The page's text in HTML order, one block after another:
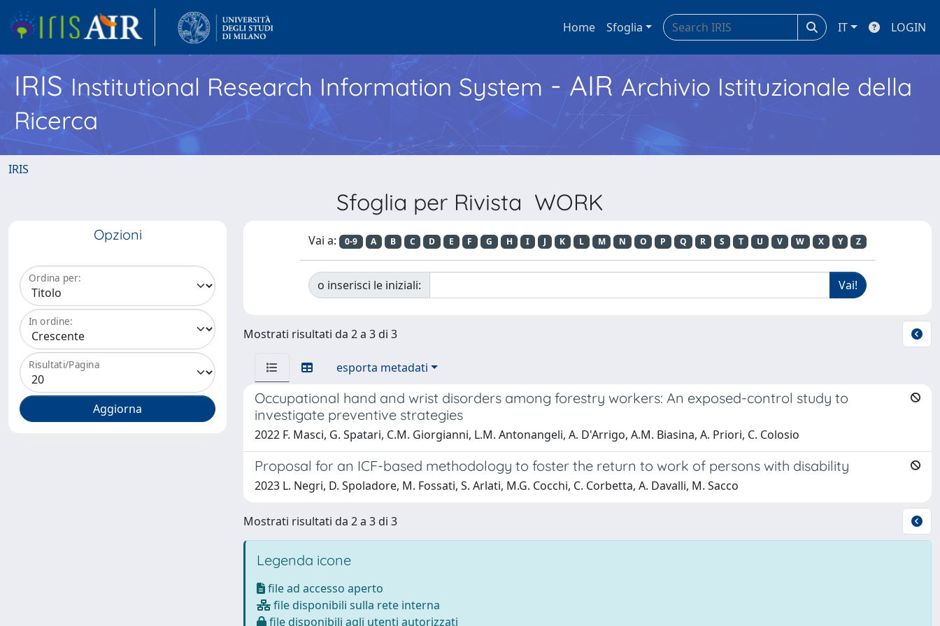
Home Sfoglia IT LOGIN
IRISInstitutional Research Information System - AIR Archivio Istituzionale della
Ricerca
IRIS
Sfoglia per Rivista WORK
Opzioni
Ordina per:
In ordine:
Risultati/Pagina
Vai a: 0-9 A B C D E F G H I J K L M N O P Q R S T U V W X Y Z
o inserisci le iniziali:
Mostrati risultati da 2 a 3 di 3
esporta metadati
Occupational hand and wrist disorders among forestry workers: An exposed-control study to
investigate preventive strategies
2022 F. Masci, G. Spatari, C.M. Giorgianni, L.M. Antonangeli, A. D'Arrigo, A.M. Biasina, A. Priori, C. Colosio
Proposal for an ICF-based methodology to foster the return to work of persons with disability
2023 L. Negri, D. Spoladore, M. Fossati, S. Arlati, M.G. Cocchi, C. Corbetta, A. Davalli, M. Sacco
Mostrati risultati da 2 a 3 di 3
Legenda icone
file ad accesso aperto
file disponibili sulla rete interna
file disponibili agli utenti autorizzati